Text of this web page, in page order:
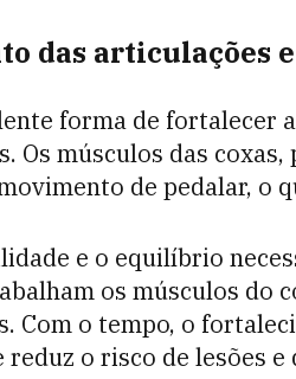
das articulações
forma de fortalecer
Os músculos das
de pedalar, o
e o equilíbrio
os músculos do
Com o tempo, o
o risco de lesões e